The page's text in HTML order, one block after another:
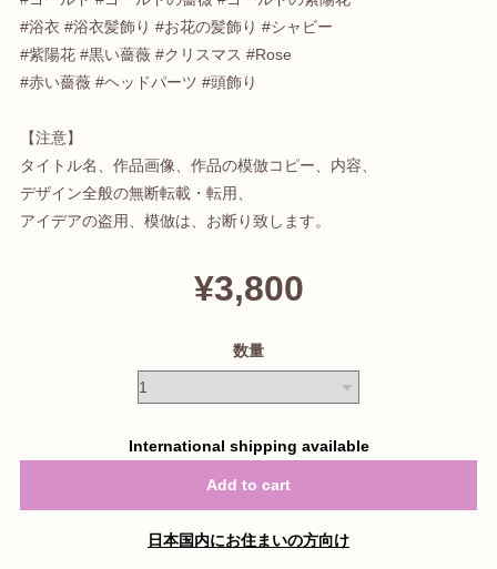
#浴衣 #浴衣髪飾り #お花の髪飾り #シャビー
#紫陽花 #黒い薔薇 #クリスマス #Rose
#赤い薔薇 #ヘッドパーツ #頭飾り
【注意】
タイトル名、作品画像、作品の模倣コピー、内容、
デザイン全般の無断転載・転用、
アイデアの盗用、模倣は、お断り致します。
¥3,800
数量
International shipping available
Add to cart
日本国内にお住まいの方向け